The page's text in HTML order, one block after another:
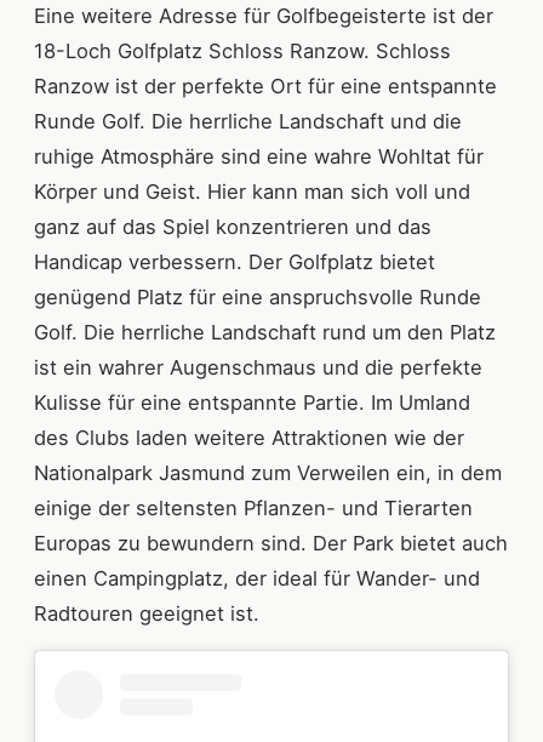
Eine weitere Adresse für Golfbegeisterte ist der
18-Loch Golfplatz Schloss Ranzow. Schloss
Ranzow ist der perfekte Ort für eine entspannte
Runde Golf. Die herrliche Landschaft und die
ruhige Atmosphäre sind eine wahre Wohltat für
Körper und Geist. Hier kann man sich voll und
ganz auf das Spiel konzentrieren und das
Handicap verbessern. Der Golfplatz bietet
genügend Platz für eine anspruchsvolle Runde
Golf. Die herrliche Landschaft rund um den Platz
ist ein wahrer Augenschmaus und die perfekte
Kulisse für eine entspannte Partie. Im Umland
des Clubs laden weitere Attraktionen wie der
Nationalpark Jasmund zum Verweilen ein, in dem
einige der seltensten Pflanzen- und Tierarten
Europas zu bewundern sind. Der Park bietet auch
einen Campingplatz, der ideal für Wander- und
Radtouren geeignet ist.